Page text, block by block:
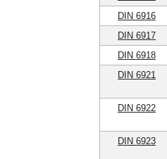
DIN 6916
DIN 6917
DIN 6918
DIN 6921
DIN 6922
DIN 6923